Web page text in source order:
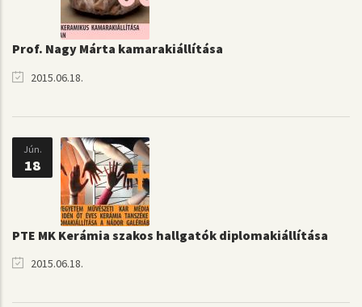
Prof. Nagy Márta kamarakiállítása
2015.06.18.
Jún.
18
PTE MK Kerámia szakos hallgatók diplomakiállítása
2015.06.18.